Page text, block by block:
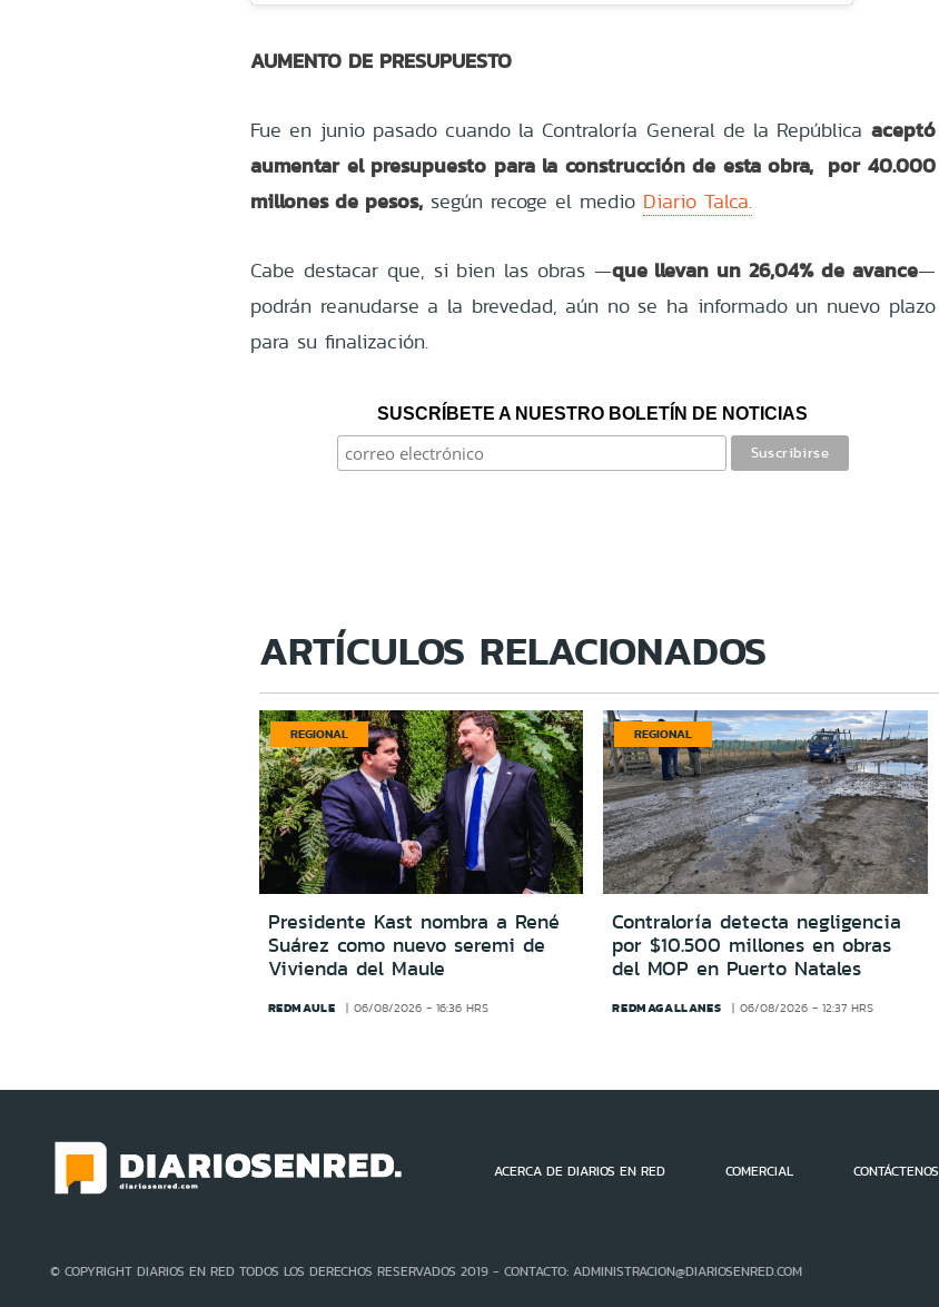
AUMENTO DE PRESUPUESTO
Fue en junio pasado cuando la Contraloría General de la República aceptó
aumentar el presupuesto para la construcción de esta obra, por 40.000
millones de pesos, según recoge el medio Diario Talca.
Cabe destacar que, si bien las obras —que llevan un 26,04% de avance—
podrán reanudarse a la brevedad, aún no se ha informado un nuevo plazo
para su finalización.
SUSCRÍBETE A NUESTRO BOLETÍN DE NOTICIAS
ARTÍCULOS RELACIONADOS
REGIONAL
Presidente Kast nombra a René
Suárez como nuevo seremi de
Vivienda del Maule
REDMAULE 06/08/2026 - 16:36 HRS
REGIONAL
Contraloría detecta negligencia
por $10.500 millones en obras
del MOP en Puerto Natales
REDMAGALLANES 06/08/2026 - 12:37 HRS
ACERCA DE DIARIOS EN RED COMERCIAL CONTÁCTENOS
© COPYRIGHT DIARIOS EN RED TODOS LOS DERECHOS RESERVADOS 2019 - CONTACTO: ADMINISTRACION@DIARIOSENRED.COM